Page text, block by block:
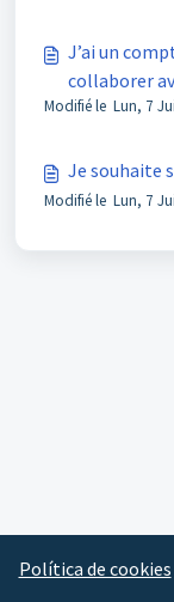
J’ai un
collaborer
Modifié le Lun, 7
Je souhaite
Modifié le Lun, 7
Política de cookies